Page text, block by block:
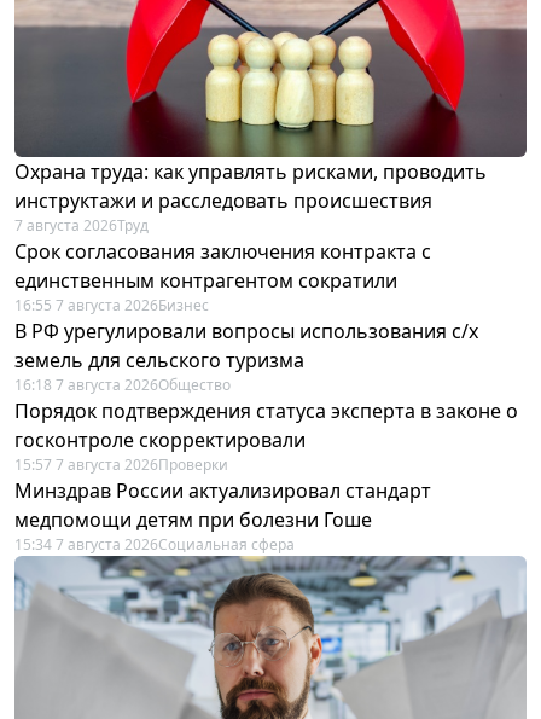
Охрана труда: как управлять рисками, проводить
инструктажи и расследовать происшествия
7 августа 2026Труд
Срок согласования заключения контракта с
единственным контрагентом сократили
16:55 7 августа 2026Бизнес
В РФ урегулировали вопросы использования с/х
земель для сельского туризма
16:18 7 августа 2026Общество
Порядок подтверждения статуса эксперта в законе о
госконтроле скорректировали
15:57 7 августа 2026Проверки
Минздрав России актуализировал стандарт
медпомощи детям при болезни Гоше
15:34 7 августа 2026Социальная сфера